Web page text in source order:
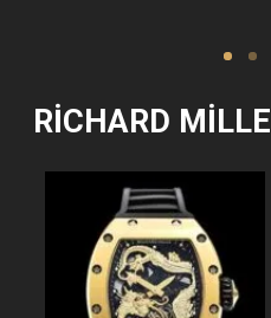
RICHARD MILLE